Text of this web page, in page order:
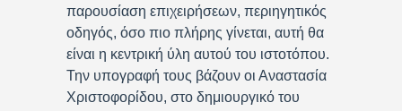
παρουσίαση επιχειρήσεων, περιηγητικός
οδηγός, όσο πιο πλήρης γίνεται, αυτή θα
είναι η κεντρική ύλη αυτού του ιστοτόπου.
Την υπογραφή τους βάζουν οι Αναστασία
Χριστοφορίδου, στο δημιουργικό του